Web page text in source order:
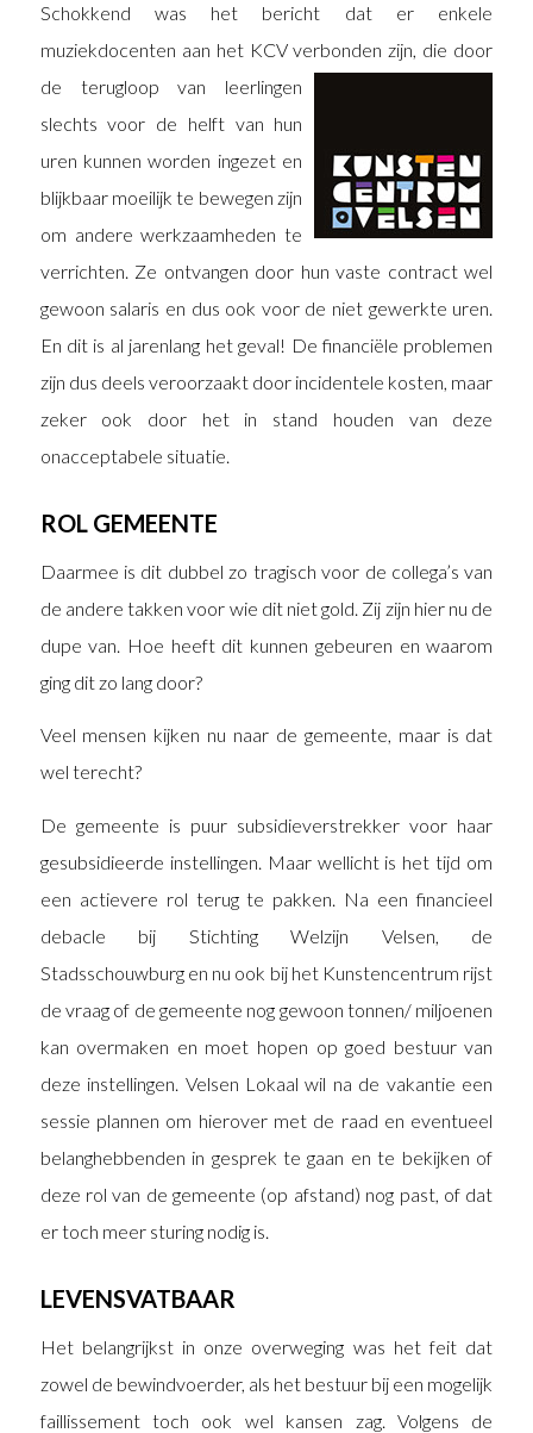
Schokkend was het bericht dat er enkele
muziekdocenten aan het KCV verbonden zijn, die door
de terugloop van leerlingen
slechts voor de helft van hun
uren kunnen worden ingezet en
blijkbaar moeilijk te bewegen zijn
om andere werkzaamheden te
verrichten. Ze ontvangen door hun vaste contract wel
gewoon salaris en dus ook voor de niet gewerkte uren.
En dit is al jarenlang het geval! De financiële problemen
zijn dus deels veroorzaakt door incidentele kosten, maar
zeker ook door het in stand houden van deze
onacceptabele situatie.
ROL GEMEENTE
Daarmee is dit dubbel zo tragisch voor de collega’s van
de andere takken voor wie dit niet gold. Zij zijn hier nu de
dupe van. Hoe heeft dit kunnen gebeuren en waarom
ging dit zo lang door?
Veel mensen kijken nu naar de gemeente, maar is dat
wel terecht?
De gemeente is puur subsidieverstrekker voor haar
gesubsidieerde instellingen. Maar wellicht is het tijd om
een actievere rol terug te pakken. Na een financieel
debacle bij Stichting Welzijn Velsen, de
Stadsschouwburg en nu ook bij het Kunstencentrum rijst
de vraag of de gemeente nog gewoon tonnen/ miljoenen
kan overmaken en moet hopen op goed bestuur van
deze instellingen. Velsen Lokaal wil na de vakantie een
sessie plannen om hierover met de raad en eventueel
belanghebbenden in gesprek te gaan en te bekijken of
deze rol van de gemeente (op afstand) nog past, of dat
er toch meer sturing nodig is.
LEVENSVATBAAR
Het belangrijkst in onze overweging was het feit dat
zowel de bewindvoerder, als het bestuur bij een mogelijk
faillissement toch ook wel kansen zag. Volgens de